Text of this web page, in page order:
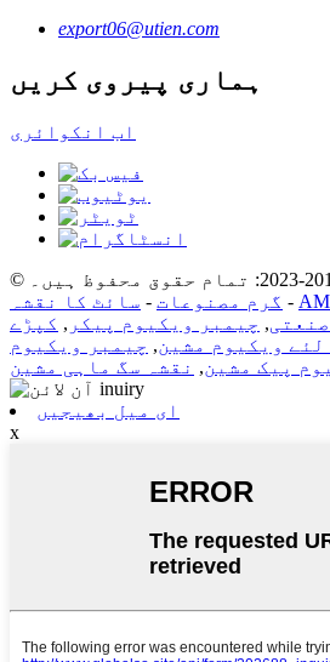
export06@utien.com
ہماری پیروی کریں
اب انکوائری
گرم مصنوعات - سائٹ کا نقشہ -
, چیمبر ویکیوم پیکر , کپڑے
لئے ویکیوم مشین, چیمبر ویکیوم
پیک مشین, نقشہ سگ ماہی مشین
ای میل بھیجیں
x